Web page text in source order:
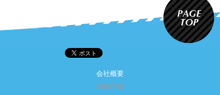
会社概要
採用情報